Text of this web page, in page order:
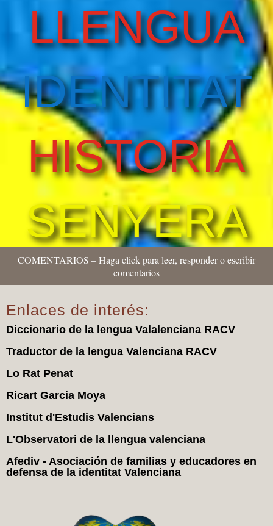
LLENGUA
IDENTITAT
HISTORIA
SENYERA
COMENTARIOS – Haga click para leer, responder o escribir
comentarios
Enlaces de interés:
Diccionario de la lengua Valalenciana RACV
Traductor de la lengua Valenciana RACV
Lo Rat Penat
Ricart Garcia Moya
Institut d'Estudis Valencians
L'Observatori de la llengua valenciana
Afediv - Asociación de familias y educadores en
defensa de la identitat Valenciana